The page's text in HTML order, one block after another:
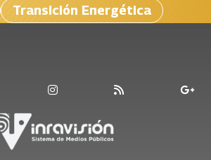
Transición Energética